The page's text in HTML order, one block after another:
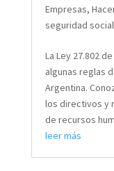
Empresas,
seguridad social
La Ley 27.802
algunas reglas
Argentina.
los directivos y
de recursos
leer más